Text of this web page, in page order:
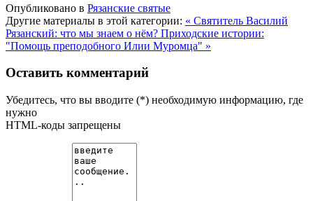
Опубликовано в Рязанские святые
Другие материалы в этой категории: « Святитель Василий
Рязанский: что мы знаем о нём? Приходские истории:
"Помощь преподобного Илии Муромца" »
Оставить комментарий
Убедитесь, что вы вводите (*) необходимую информацию, где
нужно
HTML-коды запрещены